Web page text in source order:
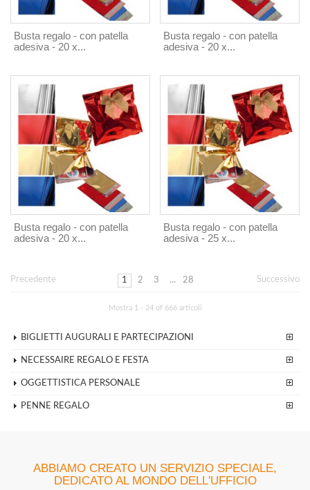
Busta regalo - con patella
adesiva - 20 x...
Busta regalo - con patella
adesiva - 20 x...
Busta regalo - con patella
adesiva - 20 x...
Busta regalo - con patella
adesiva - 25 x...
Precedente 1 2 3 ... 28 Successivo
Mostra 1 - 24 of 666 articoli
BIGLIETTI AUGURALI E PARTECIPAZIONI
NECESSAIRE REGALO E FESTA
OGGETTISTICA PERSONALE
PENNE REGALO
ABBIAMO CREATO UN SERVIZIO SPECIALE,
DEDICATO AL MONDO DELL'UFFICIO